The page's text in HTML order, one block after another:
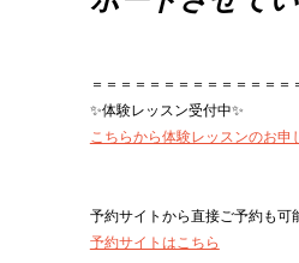
＝＝＝＝＝＝＝＝＝＝＝＝＝
✨体験レッスン受付中✨
こちらから体験レッスンのお申
予約サイトから直接ご予約も可
予約サイトはこちら